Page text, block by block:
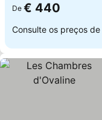
De € 440
Consulte os preços de